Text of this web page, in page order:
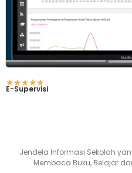
☆☆☆☆☆
E-Supervisi
Jendela Informasi Sekolah
Membaca Buku, Belajar